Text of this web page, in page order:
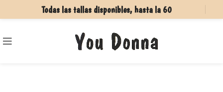
Todas las tallas disponibles, hasta la 60